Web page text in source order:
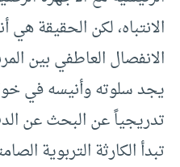
الانتباه، لكن الحقيقة هي
الانفصال العاطفي بين
يجد سلوته وأنيسه في
تدريجياً عن البحث عن
تبدأ الكارثة التربوية